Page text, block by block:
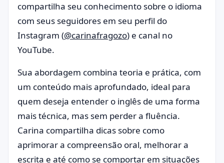
compartilha seu conhecimento sobre o idioma
com seus seguidores em seu perfil do
Instagram (@carinafragozo) e canal no
YouTube.
Sua abordagem combina teoria e prática, com
um conteúdo mais aprofundado, ideal para
quem deseja entender o inglês de uma forma
mais técnica, mas sem perder a fluência.
Carina compartilha dicas sobre como
aprimorar a compreensão oral, melhorar a
escrita e até como se comportar em situações